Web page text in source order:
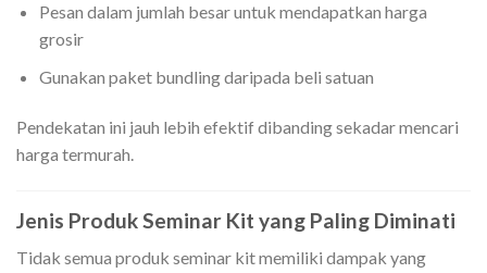
Pesan dalam jumlah besar untuk mendapatkan harga
grosir
Gunakan paket bundling daripada beli satuan
Pendekatan ini jauh lebih efektif dibanding sekadar mencari
harga termurah.
Jenis Produk Seminar Kit yang Paling Diminati
Tidak semua produk seminar kit memiliki dampak yang